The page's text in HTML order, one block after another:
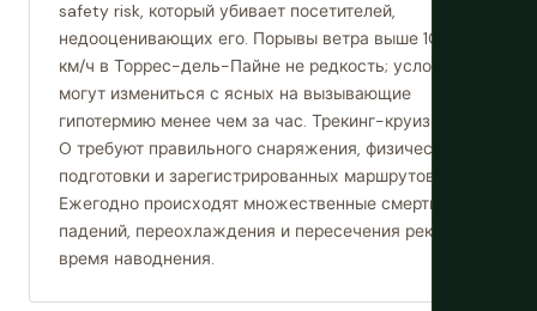
safety risk, который убивает посетителей,
недооценивающих его. Порывы ветра выше 100
км/ч в Торрес-дель-Пайне не редкость; условия
могут измениться с ясных на вызывающие
гипотермию менее чем за час. Трекинг-круизы W и
O требуют правильного снаряжения, физической
подготовки и зарегистрированных маршрутов.
Ежегодно происходят множественные смерти от
падений, переохлаждения и пересечения рек во
время наводнения.